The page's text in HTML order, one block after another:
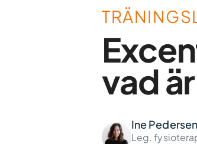
vad
Ine Pedersen
Leg.